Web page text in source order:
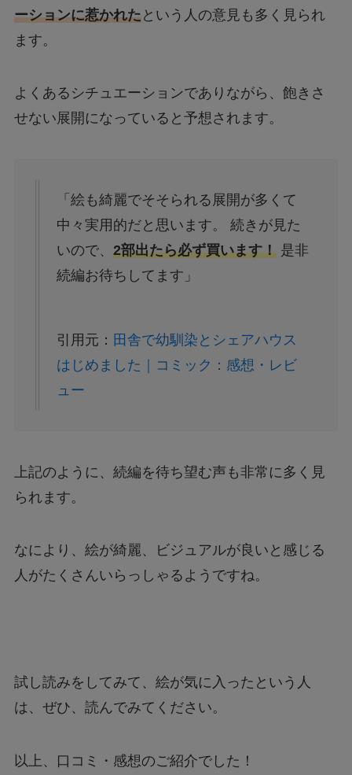
ーションに惹かれたという人の意見も多く見られ
ます。
よくあるシチュエーションでありながら、飽きさ
せない展開になっていると予想されます。
「絵も綺麗でそそられる展開が多くて
中々実用的だと思います。 続きが見た
いので、 2部出たら必ず買います！是非
続編お待ちしてます」
引用元： 田舎で幼馴染とシェアハウス
はじめました｜コミック：感想・レビ
ュー
上記のように、続編を待ち望む声も非常に多く見
られます。
なにより、絵が綺麗、ビジュアルが良いと感じる
人がたくさんいらっしゃるようですね。
試し読みをしてみて、絵が気に入ったという人
は、ぜひ、読んでみてください。
以上、口コミ・感想のご紹介でした！